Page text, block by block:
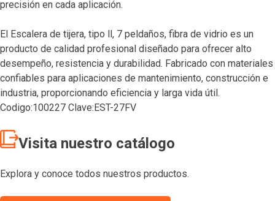
precisión en cada aplicación.
El Escalera de tijera, tipo ll, 7 peldaños, fibra de vidrio es un
producto de calidad profesional diseñado para ofrecer alto
desempeño, resistencia y durabilidad. Fabricado con materiales
confiables para aplicaciones de mantenimiento, construcción e
industria, proporcionando eficiencia y larga vida útil.
Codigo:100227 Clave:EST-27FV
Visita nuestro catálogo
Explora y conoce todos nuestros productos.